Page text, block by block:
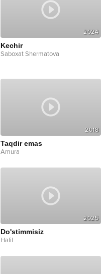
2024
Kechir
Saboxat Shermatova
2018
Taqdir emas
Amura
2025
Do'stimmisiz
Halil